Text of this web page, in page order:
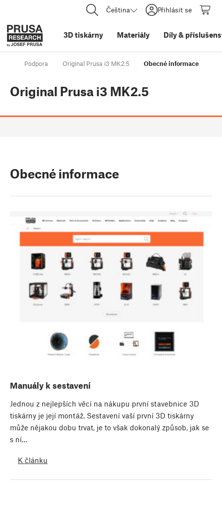
Čeština Přihlásit se
3D tiskárny Materiály Díly&
Podpora Original Prusa i3 MK2.5 Obecné informace
Original Prusa i3 MK2.5
Obecné informace
Manuály k sestavení
Jednou z nejlepších věcí na nákupu první stavebnice 3D
tiskárny je její montáž. Sestavení vaší první 3D tiskárny
může nějakou dobu trvat, je to však dokonalý způsob, jak se
s ní…
K článku